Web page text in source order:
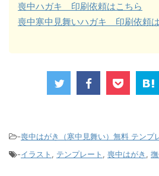
喪中ハガキ　印刷依頼はこちら
喪中寒中見舞いハガキ　印刷依頼
-喪中はがき（寒中見舞い）無料 テンプ
-イラスト , テンプレート , 喪中はがき ,